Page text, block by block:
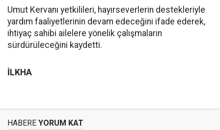
Umut Kervanı yetkilileri, hayırseverlerin destekleriyle
yardım faaliyetlerinin devam edeceğini ifade ederek,
ihtiyaç sahibi ailelere yönelik çalışmaların
sürdürüleceğini kaydetti.
İLKHA
HABERE YORUM KAT